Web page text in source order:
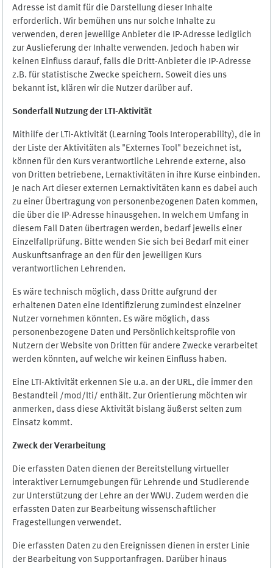
Adresse ist damit für die Darstellung dieser Inhalte
erforderlich. Wir bemühen uns nur solche Inhalte zu
verwenden, deren jeweilige Anbieter die IP-Adresse lediglich
zur Auslieferung der Inhalte verwenden. Jedoch haben wir
keinen Einfluss darauf, falls die Dritt-Anbieter die IP-Adresse
z.B. für statistische Zwecke speichern. Soweit dies uns
bekannt ist, klären wir die Nutzer darüber auf.
Sonderfall Nutzung der LTI-Aktivität
Mithilfe der LTI-Aktivität (Learning Tools Interoperability), die in
der Liste der Aktivitäten als "Externes Tool" bezeichnet ist,
können für den Kurs verantwortliche Lehrende externe, also
von Dritten betriebene, Lernaktivitäten in ihre Kurse einbinden.
Je nach Art dieser externen Lernaktivitäten kann es dabei auch
zu einer Übertragung von personenbezogenen Daten kommen,
die über die IP-Adresse hinausgehen. In welchem Umfang in
diesem Fall Daten übertragen werden, bedarf jeweils einer
Einzelfallprüfung. Bitte wenden Sie sich bei Bedarf mit einer
Auskunftsanfrage an den für den jeweiligen Kurs
verantwortlichen Lehrenden.
Es wäre technisch möglich, dass Dritte aufgrund der
erhaltenen Daten eine Identifizierung zumindest einzelner
Nutzer vornehmen könnten. Es wäre möglich, dass
personenbezogene Daten und Persönlichkeitsprofile von
Nutzern der Website von Dritten für andere Zwecke verarbeitet
werden könnten, auf welche wir keinen Einfluss haben.
Eine LTI-Aktivität erkennen Sie u.a. an der URL, die immer den
Bestandteil /mod/lti/ enthält. Zur Orientierung möchten wir
anmerken, dass diese Aktivität bislang äußerst selten zum
Einsatz kommt.
Zweck der Verarbeitung
Die erfassten Daten dienen der Bereitstellung virtueller
interaktiver Lernumgebungen für Lehrende und Studierende
zur Unterstützung der Lehre an der WWU. Zudem werden die
erfassten Daten zur Bearbeitung wissenschaftlicher
Fragestellungen verwendet.
Die erfassten Daten zu den Ereignissen dienen in erster Linie
der Bearbeitung von Supportanfragen. Darüber hinaus